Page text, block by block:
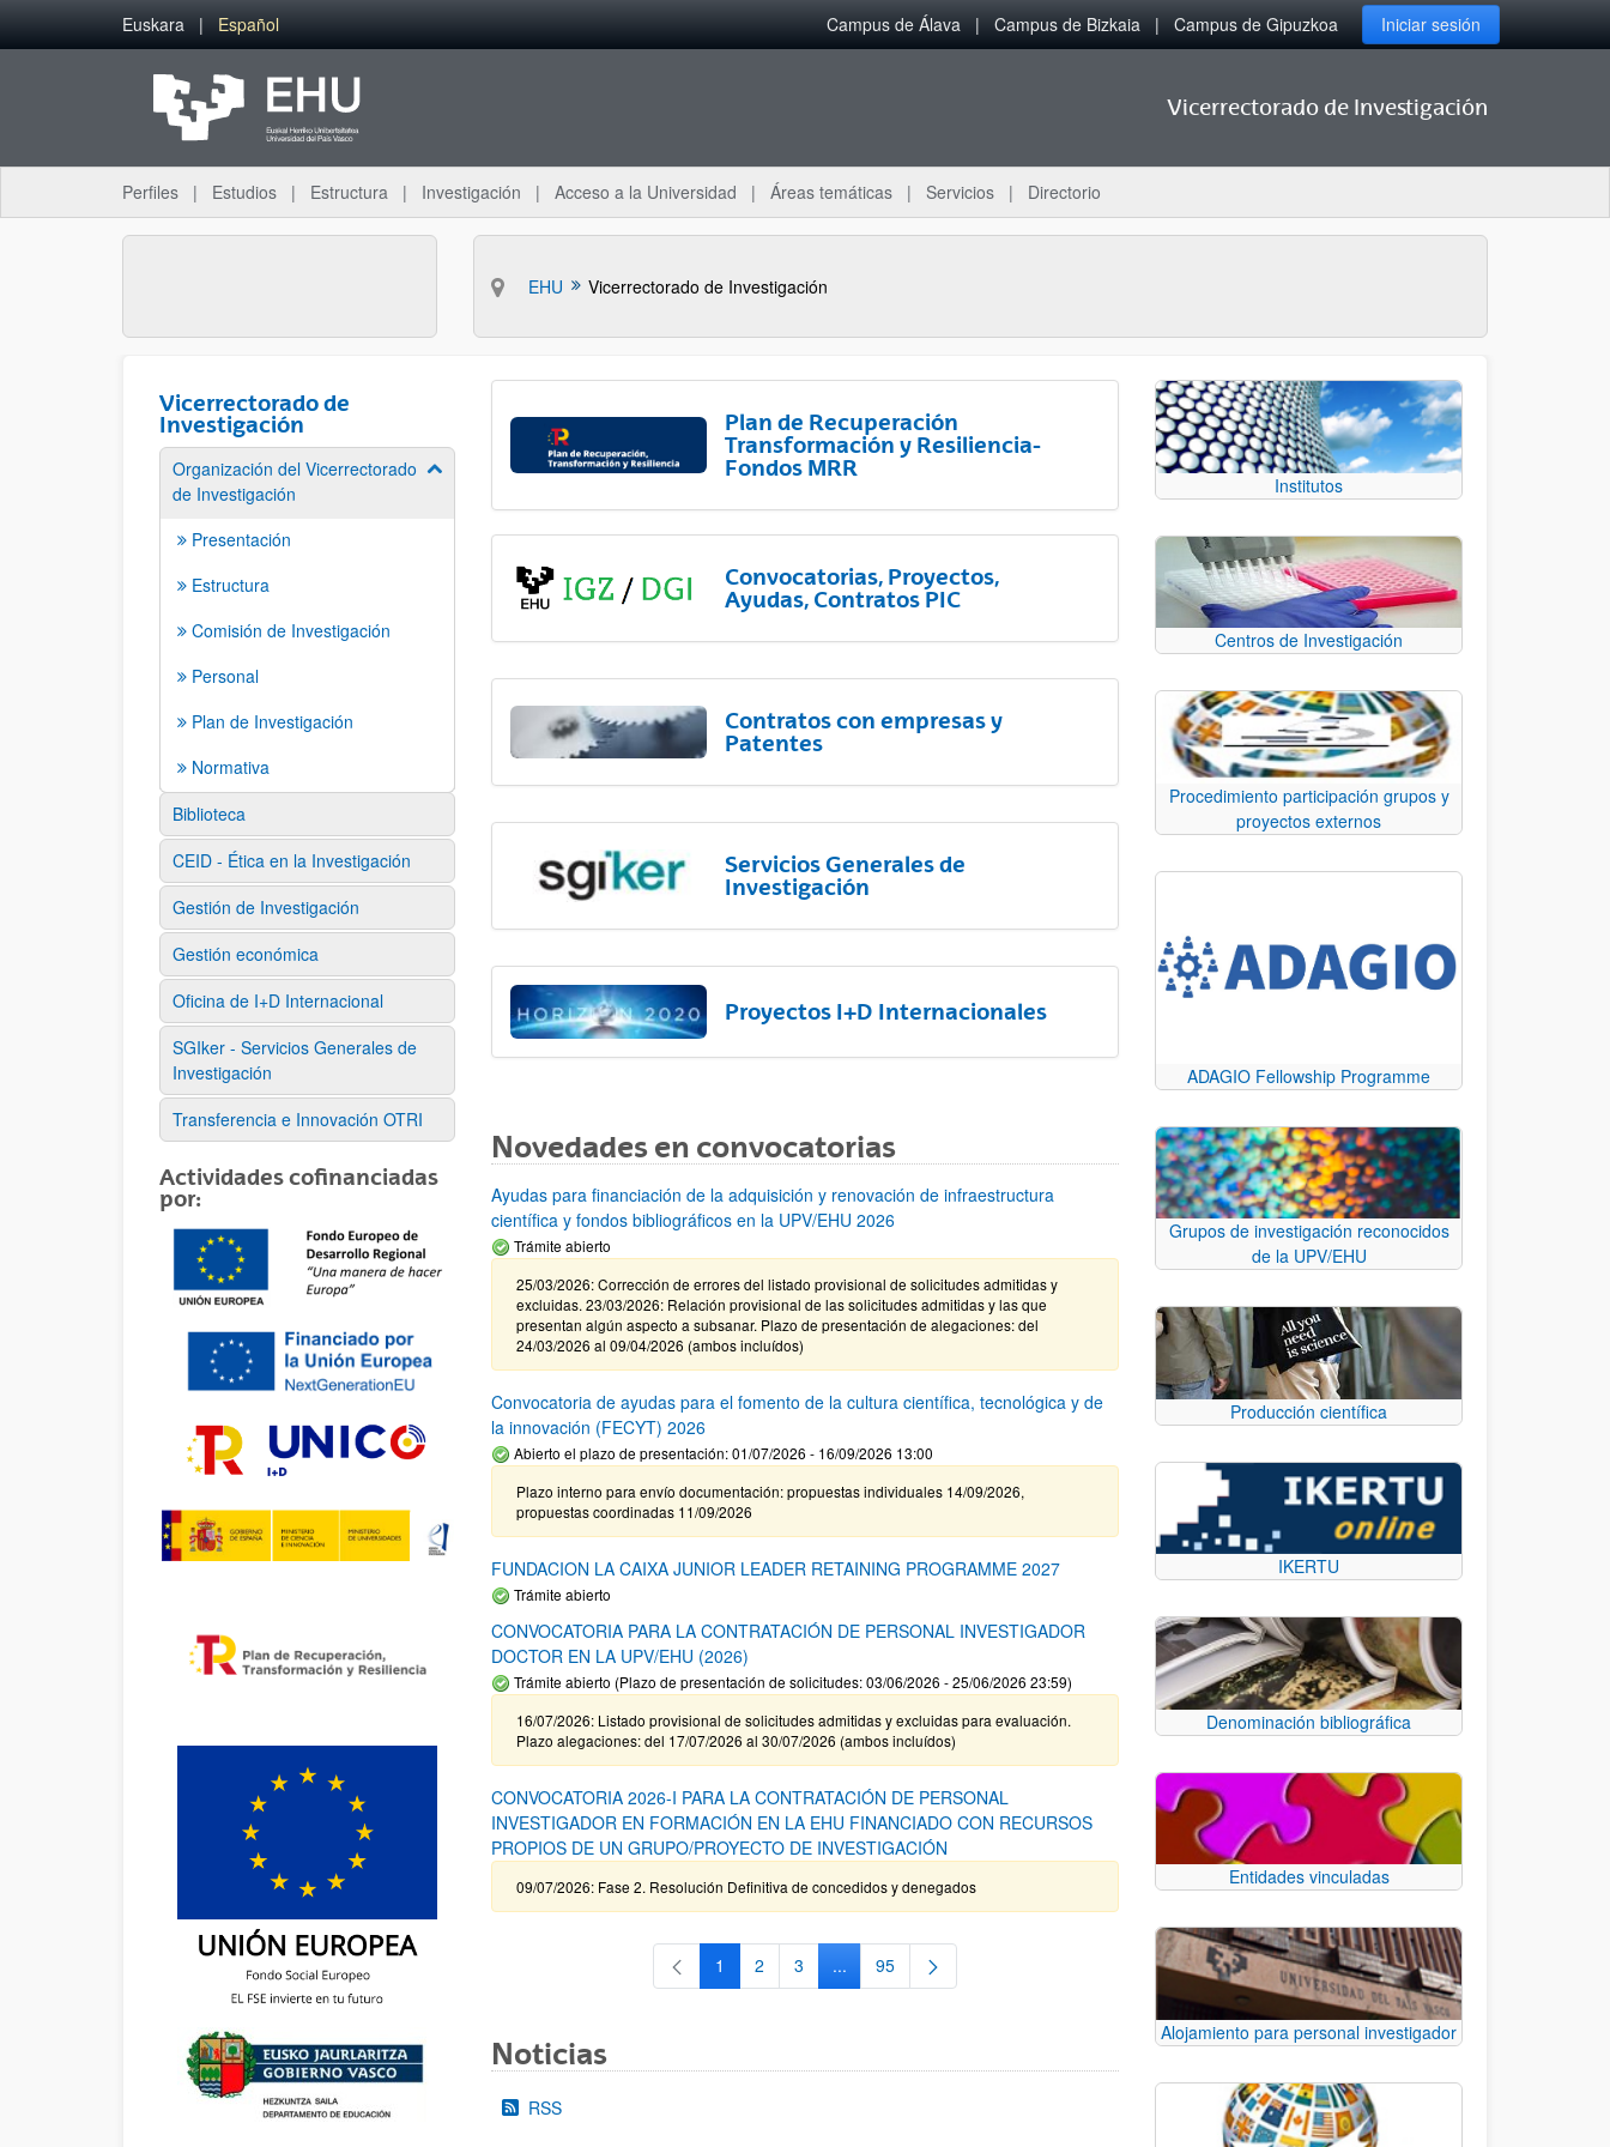
Saltar al contenido principal
Euskara Español Campus de Álava Campus de Bizkaia Campus de Gipuzkoa Iniciar sesión
Vicerrectorado de Investigación
Perfiles Estudios Estructura Investigación Acceso a la Universidad Áreas temáticas Servicios Directorio
EHU Vicerrectorado de Investigación
Vicerrectorado de
Investigación
Organización del Vicerrectorado
de Investigación
Mostrar/ocultar subpáginas
Presentación
Estructura
Comisión de Investigación
Personal
Plan de Investigación
Normativa
Biblioteca
CEID - Ética en la Investigación
Gestión de Investigación
Gestión económica
Oficina de I+D Internacional
SGIker - Servicios Generales de
Investigación
Transferencia e Innovación OTRI
Actividades cofinanciadas
por:
Plan de Recuperación
Transformación y Resiliencia-
Fondos MRR
Convocatorias, Proyectos,
Ayudas, Contratos PIC
Contratos con empresas y
Patentes
Servicios Generales de
Investigación
Proyectos I+D Internacionales
Novedades en convocatorias
Ayudas para financiación de la adquisición y renovación de infraestructura
científica y fondos bibliográficos en la UPV/EHU 2026
Trámite abierto
25/03/2026: Corrección de errores del listado provisional de solicitudes admitidas y
excluidas. 23/03/2026: Relación provisional de las solicitudes admitidas y las que
presentan algún aspecto a subsanar. Plazo de presentación de alegaciones: del
24/03/2026 al 09/04/2026 (ambos incluídos)
Convocatoria de ayudas para el fomento de la cultura científica, tecnológica y de
la innovación (FECYT) 2026
Abierto el plazo de presentación: 01/07/2026 - 16/09/2026 13:00
Plazo interno para envío documentación: propuestas individuales 14/09/2026,
propuestas coordinadas 11/09/2026
FUNDACION LA CAIXA JUNIOR LEADER RETAINING PROGRAMME 2027
Trámite abierto
CONVOCATORIA PARA LA CONTRATACIÓN DE PERSONAL INVESTIGADOR
DOCTOR EN LA UPV/EHU (2026)
Trámite abierto (Plazo de presentación de solicitudes: 03/06/2026 - 25/06/2026 23:59)
16/07/2026: Listado provisional de solicitudes admitidas y excluidas para evaluación.
Plazo alegaciones: del 17/07/2026 al 30/07/2026 (ambos incluídos)
CONVOCATORIA 2026-I PARA LA CONTRATACIÓN DE PERSONAL
INVESTIGADOR EN FORMACIÓN EN LA EHU FINANCIADO CON RECURSOS
PROPIOS DE UN GRUPO/PROYECTO DE INVESTIGACIÓN
09/07/2026: Fase 2. Resolución Definitiva de concedidos y denegados
Página
1 Página
2 Página
3 ...Páginas intermedias Use TAB para desplazarse.
Página
95
Noticias
RSS
Institutos
Centros de Investigación
Procedimiento participación grupos y
proyectos externos
ADAGIO Fellowship Programme
Grupos de investigación reconocidos
de la UPV/EHU
Producción científica
IKERTU
Denominación bibliográfica
Entidades vinculadas
Alojamiento para personal investigador